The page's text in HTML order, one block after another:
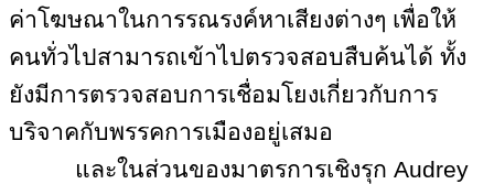
ค่าโฆษณาในการรณรงค์หาเสียงต่างๆ เพื่อให้
คนทั่วไปสามารถเข้าไปตรวจสอบสืบค้นได้ ทั้ง
ยังมีการตรวจสอบการเชื่อมโยงเกี่ยวกับการ
บริจาคกับพรรคการเมืองอยู่เสมอ
และในส่วนของมาตรการเชิงรุก Audrey